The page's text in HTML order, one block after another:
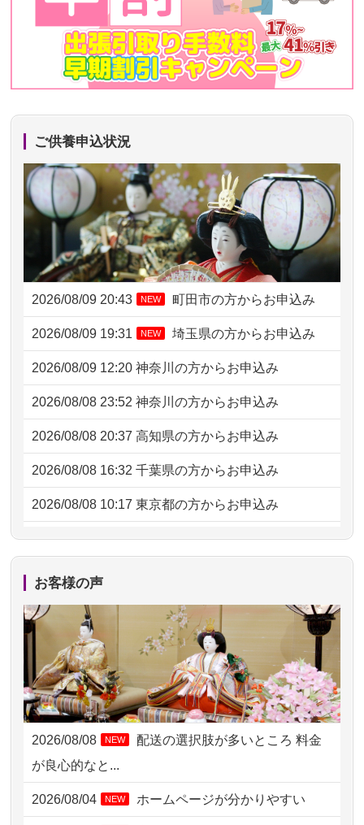
ご供養申込状況
2026/08/09 20:43 NEW 町田市の方からお申込み
2026/08/09 19:31 NEW 埼玉県の方からお申込み
2026/08/09 12:20 神奈川の方からお申込み
2026/08/08 23:52 神奈川の方からお申込み
2026/08/08 20:37 高知県の方からお申込み
2026/08/08 16:32 千葉県の方からお申込み
2026/08/08 10:17 東京都の方からお申込み
2026/08/07 20:31 東京都の方からお申込み
2026/08/07 09:26
2026/08/06 21:28 埼玉県の方からお申込み
2026/08/06 17:56 藤沢市の方からお申込み
2026/08/06 10:06 茨城県の方からお申込み
2026/08/06 09:17 三重県の方からお申込み
2026/08/06 06:48 横浜市の方からお申込み
お客様の声
2026/08/08 NEW
配送の選択肢が多いところ 料金
が良心的なと...
2026/08/04 NEW ホームページが分かりやすい